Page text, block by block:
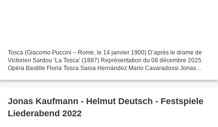
Tosca (Giacomo Puccini – Rome, le 14 janvier 1900) D’après le drame de
Victorien Sardou ‘La Tosca’ (1887) Représentation du 08 décembre 2025
Opéra Bastille Floria Tosca Saioa Hernández Mario Cavaradossi Jonas
Jonas Kaufmann - Helmut Deutsch - Festspiele
Liederabend 2022